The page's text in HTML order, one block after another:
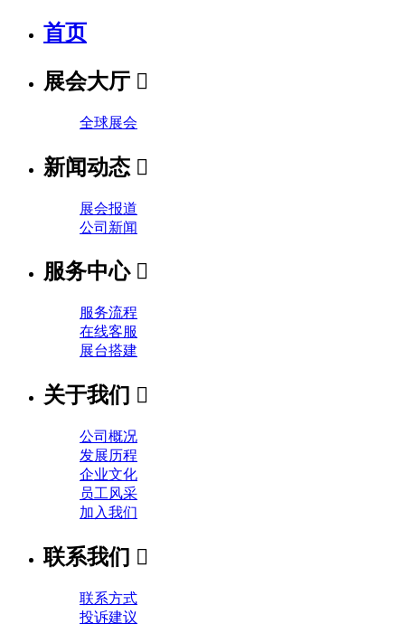
首页
展会大厅 
全球展会
新闻动态 
展会报道
公司新闻
服务中心 
服务流程
在线客服
展台搭建
关于我们 
公司概况
发展历程
企业文化
员工风采
加入我们
联系我们 
联系方式
投诉建议